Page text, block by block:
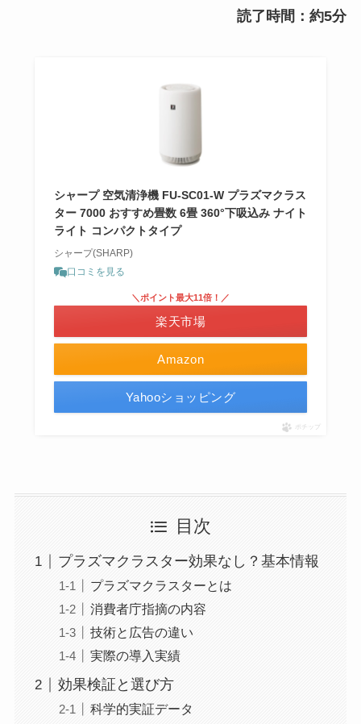
読了時間：約5分
シャープ 空気清浄機 FU-SC01-W プラズマクラス
ター 7000 おすすめ畳数 6畳 360°下吸込み ナイト
ライト コンパクトタイプ
シャープ(SHARP)
口コミを見る
Amazon
＼ポイント最大11倍！／
楽天市場
Yahooショッピング
ポチップ
目次
プラズマクラスター効果なし？基本情報
プラズマクラスターとは
消費者庁指摘の内容
技術と広告の違い
実際の導入実績
効果検証と選び方
科学的実証データ